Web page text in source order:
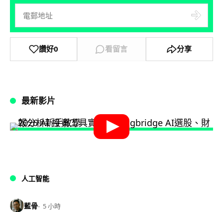
讚好0 看留言 分享
最新影片
人工智能
藍骨 5 小時